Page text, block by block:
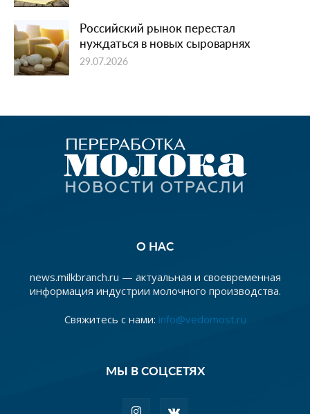
Российский рынок перестал
нуждаться в новых сыроварнях
29.07.2026
О НАС
news.milkbranch.ru — актуальная и своевременная
информация индустрии молочного производства.
Свяжитесь с нами: info@vedomost.ru
МЫ В СОЦСЕТЯХ